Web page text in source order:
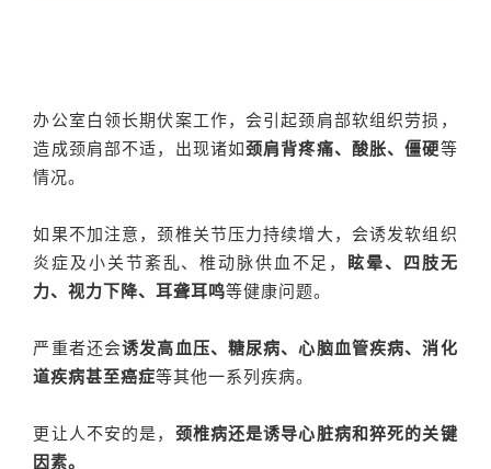
办公室白领长期伏案工作，会引起颈肩部软组织劳损，
造成颈肩部不适，出现诸如颈肩背疼痛、酸胀、僵硬等
情况。
如果不加注意，颈椎关节压力持续增大，会诱发软组织
炎症及小关节紊乱、椎动脉供血不足， 眩晕、四肢无
力、视力下降、耳聋耳鸣等健康问题。
严重者还会诱发高血压、糖尿病、心脑血管疾病、消化
道疾病甚至癌症等其他一系列疾病。
更让人不安的是， 颈椎病还是诱导心脏病和猝死的关键
因素。